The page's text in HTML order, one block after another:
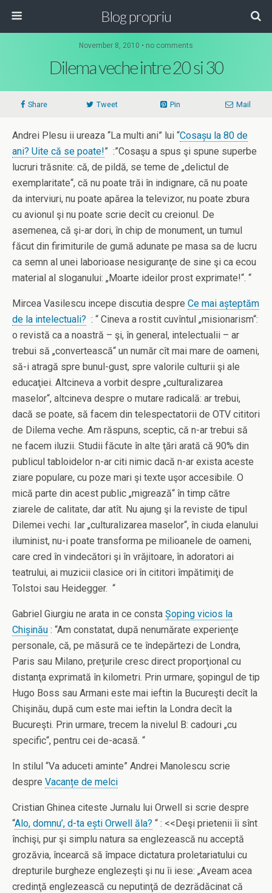
Blog propriu
November 8, 2010 • no comments
Dilema veche intre 20 si 30
Share Tweet Pin Mail
Andrei Plesu ii ureaza “La multi ani” lui “Cosașu la 80 de
ani? Uite că se poate!” :”Cosaşu a spus şi spune superbe
lucruri trăsnite: că, de pildă, se teme de „delictul de
exemplaritate“, că nu poate trăi în indignare, că nu poate
da interviuri, nu poate apărea la televizor, nu poate zbura
cu avionul şi nu poate scrie decît cu creionul. De
asemenea, că şi-ar dori, în chip de monument, un tumul
făcut din firimiturile de gumă adunate pe masa sa de lucru
ca semn al unei laborioase nesiguranţe de sine şi ca ecou
material al sloganului: „Moarte ideilor prost exprimate!“. “
Mircea Vasilescu incepe discutia despre Ce mai așteptăm
de la intelectuali? : “ Cineva a rostit cuvîntul „misionarism“:
o revistă ca a noastră – şi, în general, intelectualii – ar
trebui să „convertească“ un număr cît mai mare de oameni,
să-i atragă spre bunul-gust, spre valorile culturii şi ale
educaţiei. Altcineva a vorbit despre „culturalizarea
maselor“, altcineva despre o mutare radicală: ar trebui,
dacă se poate, să facem din telespectatorii de OTV cititori
de Dilema veche. Am răspuns, sceptic, că n-ar trebui să
ne facem iluzii. Studii făcute în alte ţări arată că 90% din
publicul tabloidelor n-ar citi nimic dacă n-ar exista aceste
ziare populare, cu poze mari şi texte uşor accesibile. O
mică parte din acest public „migrează“ în timp către
ziarele de calitate, dar atît. Nu ajung şi la reviste de tipul
Dilemei vechi. Iar „culturalizarea maselor“, în ciuda elanului
iluminist, nu-i poate transforma pe milioanele de oameni,
care cred în vindecători şi în vrăjitoare, în adoratori ai
teatrului, ai muzicii clasice ori în cititori împătimiţi de
Tolstoi sau Heidegger. “
Gabriel Giurgiu ne arata in ce consta Șoping vicios la
Chișinău : “Am constatat, după nenumărate experienţe
personale, că, pe măsură ce te îndepărtezi de Londra,
Paris sau Milano, preţurile cresc direct proporţional cu
distanţa exprimată în kilometri. Prin urmare, şopingul de tip
Hugo Boss sau Armani este mai ieftin la Bucureşti decît la
Chişinău, după cum este mai ieftin la Londra decît la
Bucureşti. Prin urmare, trecem la nivelul B: cadouri „cu
specific“, pentru cei de-acasă. “
In stilul “Va aduceti aminte” Andrei Manolescu scrie
despre Vacanțe de melci
Cristian Ghinea citeste Jurnalu lui Orwell si scrie despre
“Alo, domnu’, d-ta ești Orwell ăla? “ : <<Deşi prietenii îi sînt
închişi, pur şi simplu natura sa englezească nu acceptă
grozăvia, încearcă să împace dictatura proletariatului cu
drepturile burgheze englezeşti şi nu îi iese: „Aveam acea
credinţă englezească cu neputinţă de dezrădăcinat că